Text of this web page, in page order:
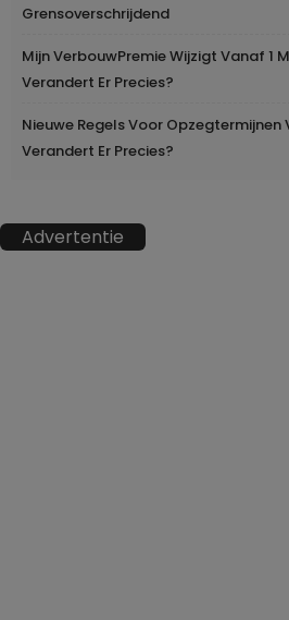
Grensoverschrijdend
Mijn VerbouwPremie Wijzigt Vanaf 1
Verandert Er Precies?
Nieuwe Regels Voor Opzegtermijnen
Verandert Er Precies?
Advertentie